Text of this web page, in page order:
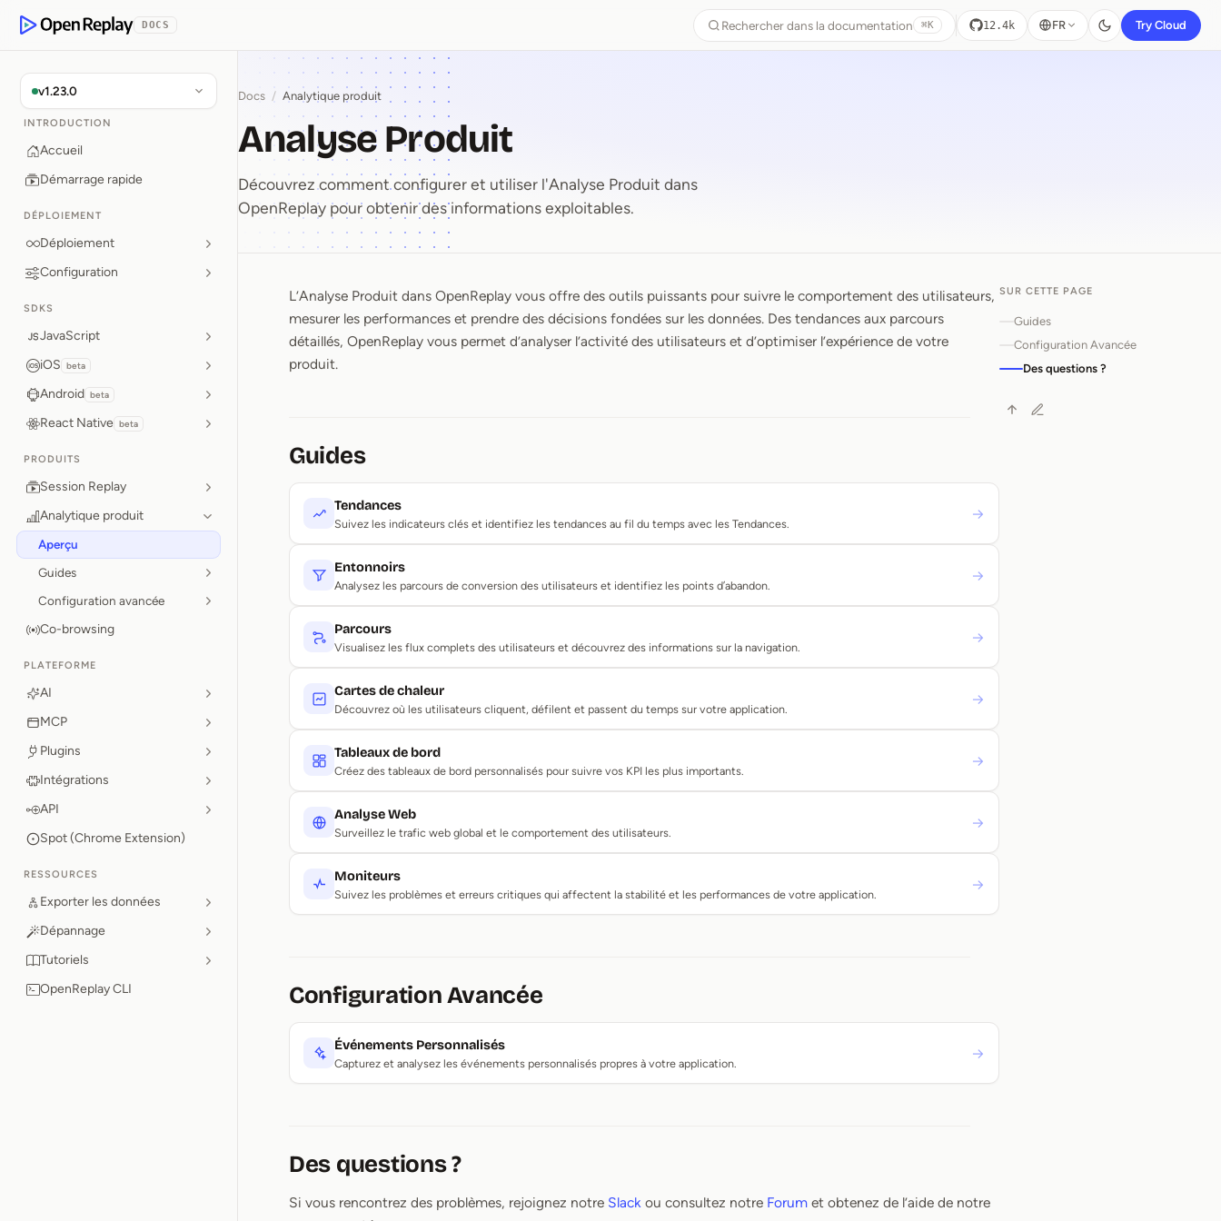
OpenReplay
DOCS Rechercher dans la documentation ⌘K 12.4k FR Try Cloud
v1.23.0
INTRODUCTION
Accueil
Démarrage rapide
DÉPLOIEMENT
Déploiement
Configuration
SDKS
JavaScript
iOS beta
Android beta
React Native beta
PRODUITS
Session Replay
Analytique produit
Aperçu
Guides
Configuration avancée
Co-browsing
PLATEFORME
AI
MCP
Plugins
Intégrations
API
Spot (Chrome Extension)
RESSOURCES
Exporter les données
Dépannage
Tutoriels
OpenReplay CLI
Docs / Analytique produit
Analyse Produit
Découvrez comment configurer et utiliser l'Analyse Produit dans
OpenReplay pour obtenir des informations exploitables.
Analyse Produit
L’Analyse Produit dans OpenReplay vous offre des outils puissants pour suivre le comportement des utilisateurs,
mesurer les performances et prendre des décisions fondées sur les données. Des tendances aux parcours
détaillés, OpenReplay vous permet d’analyser l’activité des utilisateurs et d’optimiser l’expérience de votre
produit.
Guides
Tendances
Suivez les indicateurs clés et identifiez les tendances au fil du temps avec les Tendances.
→
Entonnoirs
Analysez les parcours de conversion des utilisateurs et identifiez les points d’abandon.
→
Parcours
Visualisez les flux complets des utilisateurs et découvrez des informations sur la navigation.
→
Cartes de chaleur
Découvrez où les utilisateurs cliquent, défilent et passent du temps sur votre application.
→
Tableaux de bord
Créez des tableaux de bord personnalisés pour suivre vos KPI les plus importants.
→
Analyse Web
Surveillez le trafic web global et le comportement des utilisateurs.
→
Moniteurs
Suivez les problèmes et erreurs critiques qui affectent la stabilité et les performances de votre application.
→
Configuration Avancée
Événements Personnalisés
Capturez et analysez les événements personnalisés propres à votre application.
→
Des questions ?
Si vous rencontrez des problèmes, rejoignez notre Slack ou consultez notre Forum et obtenez de l’aide de notre
SUR CETTE PAGE
Guides
Configuration Avancée
Des questions ?